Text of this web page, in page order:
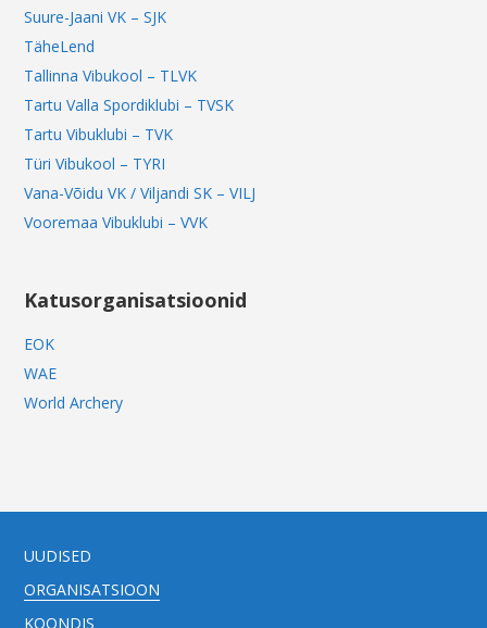
Suure-Jaani VK – SJK
TäheLend
Tallinna Vibukool – TLVK
Tartu Valla Spordiklubi – TVSK
Tartu Vibuklubi – TVK
Türi Vibukool – TYRI
Vana-Võidu VK / Viljandi SK – VILJ
Vooremaa Vibuklubi – VVK
Katusorganisatsioonid
EOK
WAE
World Archery
UUDISED
ORGANISATSIOON
KOONDIS